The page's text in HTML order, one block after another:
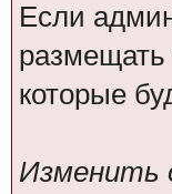
Если
размещать
которые
Изменить